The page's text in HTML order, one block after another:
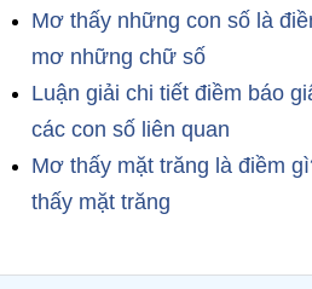
Mơ thấy những con số là
mơ những chữ số
Luận giải chi tiết điềm báo
các con số liên quan
Mơ thấy mặt trăng là điềm
thấy mặt trăng